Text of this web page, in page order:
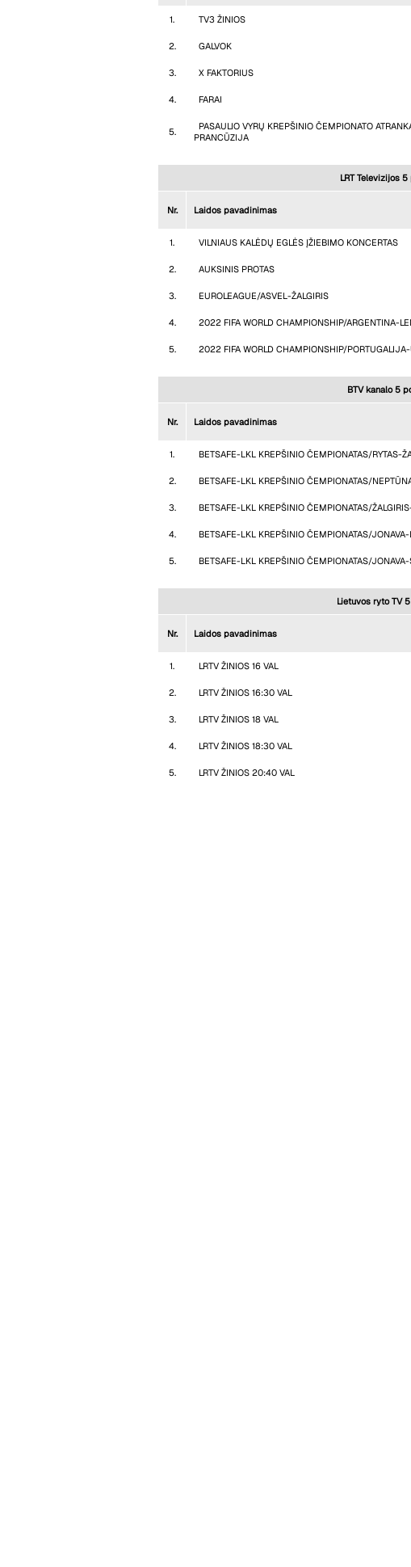
1. TV3 ŽINIOS
2. GALVOK
3. X FAKTORIUS
4. FARAI
5.
PASAULIO VYRŲ KREPŠINIO ČEMPIONATO
PRANCŪZIJA
LRT Televizijos
Nr. Laidos pavadinimas
1. VILNIAUS KALĖDŲ EGLĖS ĮŽIEBIMO KONCERTAS
2. AUKSINIS PROTAS
3. EUROLEAGUE/ASVEL-ŽALGIRIS
4. 2022 FIFA WORLD CHAMPIONSHIP/ARGENTINA-
5. 2022 FIFA WORLD CHAMPIONSHIP/
BTV kanalo 5
Nr. Laidos pavadinimas
1. BETSAFE-LKL KREPŠINIO ČEMPIONATAS/RYTAS-
2. BETSAFE-LKL KREPŠINIO ČEMPIONATAS/
3. BETSAFE-LKL KREPŠINIO ČEMPIONATAS/
4. BETSAFE-LKL KREPŠINIO ČEMPIONATAS/JONAVA-
5. BETSAFE-LKL KREPŠINIO ČEMPIONATAS/JONAVA-
Lietuvos ryto TV
Nr. Laidos pavadinimas
1. LRTV ŽINIOS 16 VAL
2. LRTV ŽINIOS 16:30 VAL
3. LRTV ŽINIOS 18 VAL
4. LRTV ŽINIOS 18:30 VAL
5. LRTV ŽINIOS 20:40 VAL